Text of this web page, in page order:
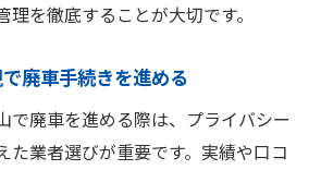
を徹底することが大切です。
廃車手続きを進める
で廃車を進める際は、プライバシー
た業者選びが重要です。実績や口コ